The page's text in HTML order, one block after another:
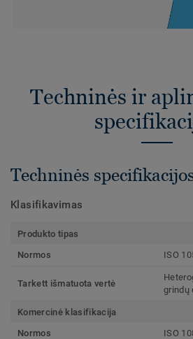
Techninės ir
Techninės
Klasifikavimas
Produkto tipas
Normos
ISO
Tarkett išmatuota vertė
grindų
Komercinė klasifikacija
Normos
ISO